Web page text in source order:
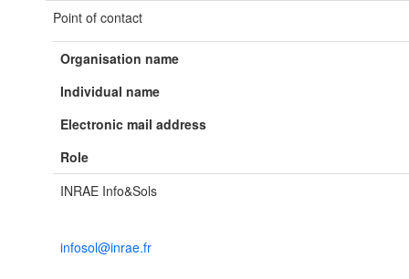
Point of contact
Organisation name
Individual name
Electronic mail address
Role
INRAE Info&Sols
infosol@inrae.fr